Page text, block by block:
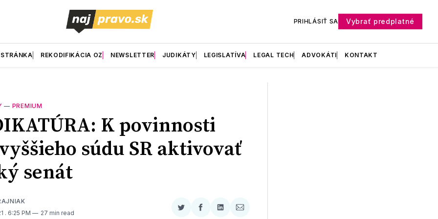
PRIHLÁSIŤ SA Vybrať predplatné
REKODIFIKÁCIA OZ NEWSLETTER JUDIKÁTY LEGISLATÍVA LEGAL TECH ADVOKÁTI KONTAKT
— PREMIUM
K povinnosti
súdu SR aktivovať
senát
. 6:25 PM 27 min read
ZdieľaťZdieľaťZdieľaťZdieľať